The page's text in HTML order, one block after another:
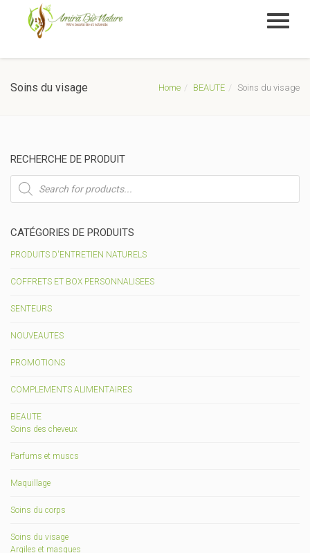
Soins du visage Home BEAUTE Soins du visage
RECHERCHE DE PRODUIT
Recherche
de
produits
CATÉGORIES DE PRODUITS
PRODUITS D'ENTRETIEN NATURELS
COFFRETS ET BOX PERSONNALISEES
SENTEURS
NOUVEAUTES
PROMOTIONS
COMPLEMENTS ALIMENTAIRES
BEAUTE
Soins des cheveux
Parfums et muscs
Maquillage
Soins du corps
Soins du visage
Argiles et masques